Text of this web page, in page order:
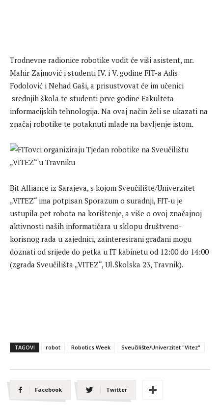
Trodnevne radionice robotike vodit će viši asistent, mr.
Mahir Zajmović i studenti IV. i V. godine FIT-a Adis
Fodolović i Nehad Gaši, a prisustvovat će im učenici
srednjih škola te studenti prve godine Fakulteta
informacijskih tehnologija. Na ovaj način želi se ukazati na
značaj robotike te potaknuti mlade na bavljenje istom.
Bit Alliance iz Sarajeva, s kojom Sveučilište/Univerzitet
„VITEZ“ ima potpisan Sporazum o suradnji, FIT-u je
ustupila pet robota na korištenje, a više o ovoj značajnoj
aktivnosti naših informatičara u sklopu društveno-
korisnog rada u zajednici, zainteresirani građani mogu
doznati od srijede do petka u IT kabinetu od 12:00 do 14:00
(zgrada Sveučilišta „VITEZ“, Ul.Školska 23, Travnik).
TAGOVI robot Robotics Week Sveučilište/Univerzitet "Vitez"
Facebook Twitter